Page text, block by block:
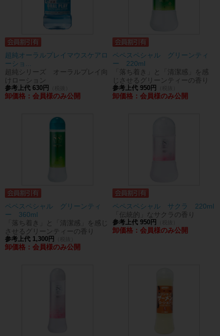
超純オーラルプレイマウスケアロ
ーショ...
超純シリーズ オーラルプレイ向
けローション
参考上代 630円
卸価格：会員様のみ公開
ペペスペシャル グリーンティ
ー 220ml
「落ち着き」と「清潔感」を感
じさせるグリーンティーの香り
参考上代 950円
卸価格：会員様のみ公開
ペペスペシャル グリーンティ
ー 360ml
「落ち着き」と「清潔感」を感じ
させるグリーンティーの香り
参考上代 1,300円
卸価格：会員様のみ公開
ペペスペシャル サクラ 220ml
「伝統的」なサクラの香り
参考上代 950円
卸価格：会員様のみ公開